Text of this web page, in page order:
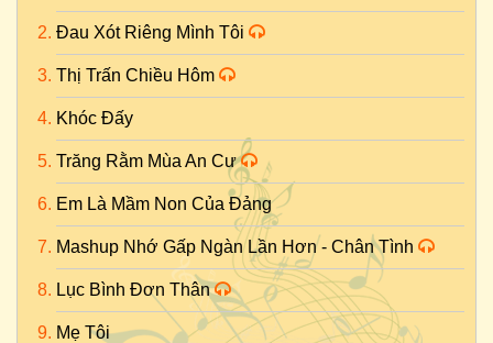
Đau Xót Riêng Mình Tôi
Thị Trấn Chiều Hôm
Khóc Đấy
Trăng Rằm Mùa An Cư
Em Là Mầm Non Của Đảng
Mashup Nhớ Gấp Ngàn Lần Hơn - Chân Tình
Lục Bình Đơn Thân
Mẹ Tôi